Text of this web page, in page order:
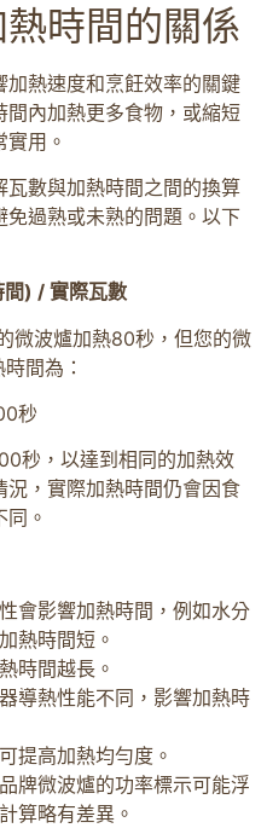
時間的關係
熱速度和烹飪效率的關鍵
內加熱更多食物，或縮短
用。
瓦數與加熱時間之間的換算
過熟或未熟的問題。以下
) / 實際瓦數
微波爐加熱80秒，但您的微
間為：
秒
秒，以達到相同的加熱效
，實際加熱時間仍會因食
。
會影響加熱時間，例如水分
熱時間短。
時間越長。
導熱性能不同，影響加熱時
提高加熱均勻度。
牌微波爐的功率標示可能浮
算略有差異。